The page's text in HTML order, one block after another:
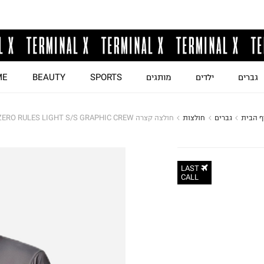
גברים ילדים מותגים SPORTS
BEAUTY
הבית גברים חולצות חולצה קצרה ZERO RULES LIGHT S/S GRAPHIC CREW
LAST
CALL